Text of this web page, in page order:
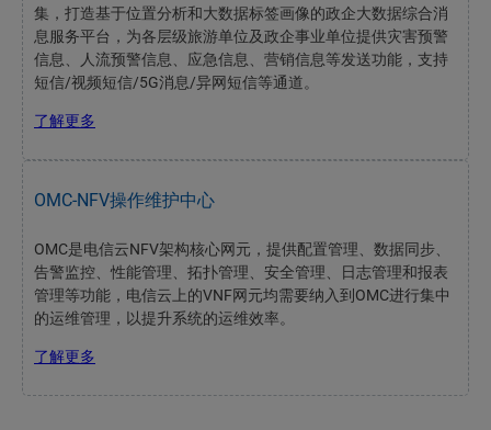
集，打造基于位置分析和大数据标签画像的政企大数据综合消
息服务平台，为各层级旅游单位及政企事业单位提供灾害预警
信息、人流预警信息、应急信息、营销信息等发送功能，支持
短信/视频短信/5G消息/异网短信等通道。
了解更多
OMC-NFV操作维护中心
OMC是电信云NFV架构核心网元，提供配置管理、数据同步、
告警监控、性能管理、拓扑管理、安全管理、日志管理和报表
管理等功能，电信云上的VNF网元均需要纳入到OMC进行集中
的运维管理，以提升系统的运维效率。
了解更多